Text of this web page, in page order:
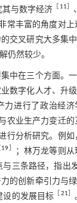
与数字经济 ［ 11］
常丰富的角度对
交叉研究大多集
仍然较少。
中在三个方面。
数字化人才、升
力进行了政治经
农业生产力变迁
行分析研究。例
19］
；林万龙等则
三条路径，指出
的创新牵引力与
设的发展目标 ［21］